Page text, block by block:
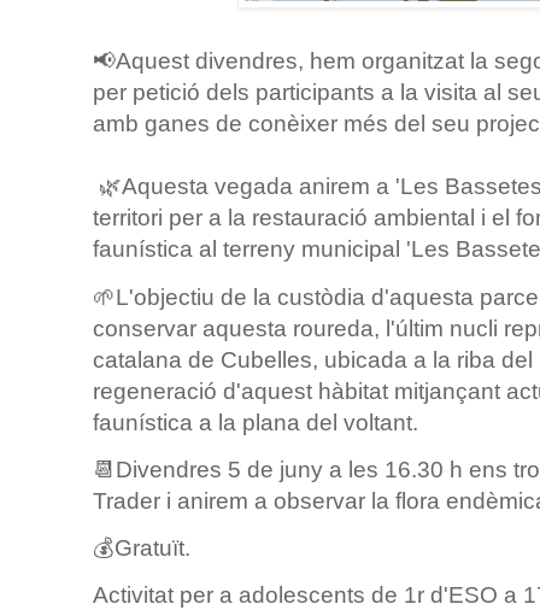
📢Aquest divendres, hem organitzat la
per petició dels participants a la visita al
amb ganes de conèixer més del seu
🌿Aquesta vegada anirem a 'Les
territori per a la restauració ambiental i el
faunística al terreny municipal 'Les
🌱L'objectiu de la custòdia d'aquesta
conservar aquesta roureda, l'últim nucli
catalana de Cubelles, ubicada a la riba del
regeneració d'aquest hàbitat mitjançant
faunística a la plana del voltant.
📆Divendres 5 de juny a les 16.30 h ens
Trader i anirem a observar la flora
💰Gratuït.
Activitat per a adolescents de 1r d'ESO a